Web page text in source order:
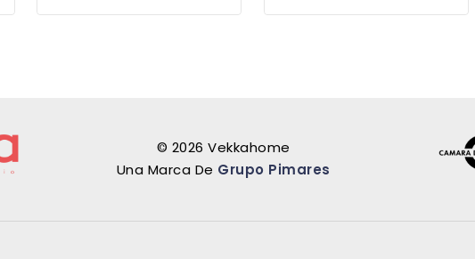
© 2026 Vekkahome
Una Marca De Grupo Pimares